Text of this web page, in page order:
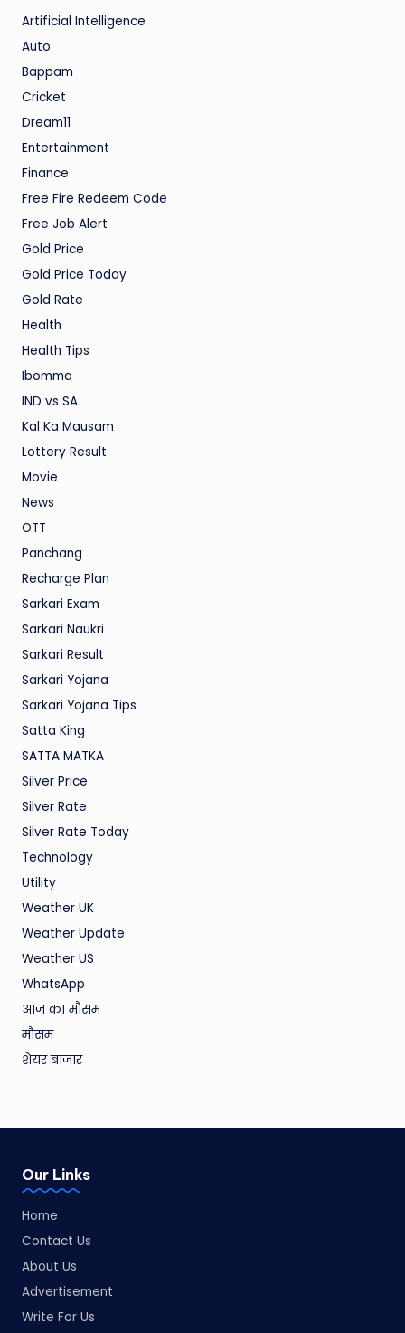
Artificial Intelligence
Auto
Bappam
Cricket
Dream11
Entertainment
Finance
Free Fire Redeem Code
Free Job Alert
Gold Price
Gold Price Today
Gold Rate
Health
Health Tips
Ibomma
IND vs SA
Kal Ka Mausam
Lottery Result
Movie
News
OTT
Panchang
Recharge Plan
Sarkari Exam
Sarkari Naukri
Sarkari Result
Sarkari Yojana
Sarkari Yojana Tips
Satta King
SATTA MATKA
Silver Price
Silver Rate
Silver Rate Today
Technology
Utility
Weather UK
Weather Update
Weather US
WhatsApp
आज का मौसम
मौसम
शेयर बाजार
Our Links
Home
Contact Us
About Us
Advertisement
Write For Us